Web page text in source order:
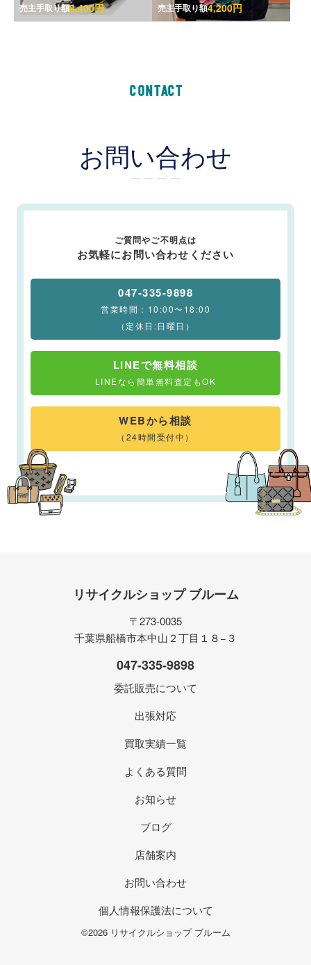
売主手取り額8,400円 売主手取り額4,200円
CONTACT
お問い合わせ
ー ー ー ー
ご質問やご不明点は
お気軽にお問い合わせください
047-335-9898
営業時間：10:00〜18:00
（定休日:日曜日）
LINEで無料相談
LINEなら簡単無料査定もOK
WEBから相談
（24時間受付中）
リサイクルショップ ブルーム
〒273-0035
千葉県船橋市本中山２丁目１８−３
047-335-9898
委託販売について
出張対応
買取実績一覧
よくある質問
お知らせ
ブログ
店舗案内
お問い合わせ
個人情報保護法について
©2026 リサイクルショップ ブルーム